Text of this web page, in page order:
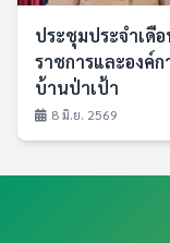
ประชุมประจำเดื
ราชการและองค์
บ้านป่าเป้า
8 มิ.ย. 2569